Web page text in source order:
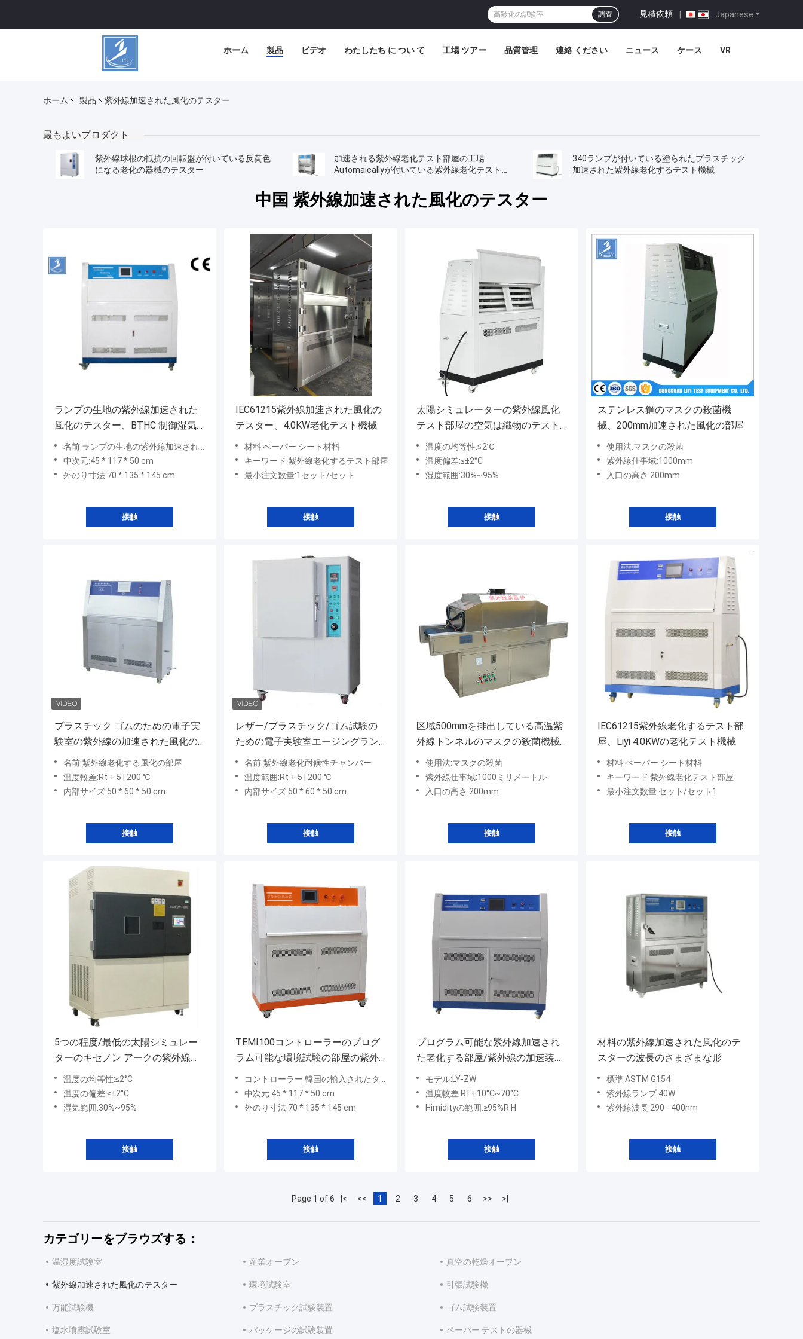
Japanese
見積依頼 |
調査
ホーム 製品 ビデオ わたしたち に つい て 工場 ツアー 品質管理 連絡 ください ニュース ケース VR
ホーム 製品 紫外線加速された風化のテスター
最もよいプロダクト
紫外線球根の抵抗の回転盤が付いている反黄色
になる老化の器械のテスター
加速される紫外線老化テスト部屋の工場
Automaicallyが付いている紫外線老化テスト機
340ランプが付いている塗られたプラスチック
加速された紫外線老化するテスト機械
中国 紫外線加速された風化のテスター
ランプの生地の紫外線加速された
風化のテスター、BTHC 制御湿気
テスト部屋
名前:ランプの生地の紫外線加速された風化のテスター、BTHC制御湿気テスト部屋
中次元:45 * 117 * 50 cm
外のり寸法:70 * 135 * 145 cm
接触
IEC61215紫外線加速された風化の
テスター、4.0KW老化テスト機械
材料:ペーパー シート材料
キーワード:紫外線老化するテスト部屋
最小注文数量:1セット/セット
接触
太陽シミュレーターの紫外線風化
テスト部屋の空気は織物のテスト
を冷却した
温度の均等性:≦2℃
温度偏差:≤±2°C
湿度範囲:30%~95%
接触
ステンレス鋼のマスクの殺菌機
械、200mm加速された風化の部屋
使用法:マスクの殺菌
紫外線仕事域:1000mm
入口の高さ:200mm
接触
プラスチック ゴムのための電子実
験室の紫外線の加速された風化の
テスター
名前:紫外線老化する風化の部屋
温度較差:Rt + 5 | 200 ℃
内部サイズ:50 * 60 * 50 cm
接触
レザー/プラスチック/ゴム試験の
ための電子実験室エージングラン
プUV試験室
名前:紫外線老化耐候性チャンバー
温度範囲:Rt + 5 | 200 ℃
内部サイズ:50 * 60 * 50 cm
接触
区域500mmを排出している高温紫
外線トンネルのマスクの殺菌機械
SU使用法:マスクの殺菌
紫外線仕事域:1000ミリメートル
入口の高さ:200mm
接触
IEC61215紫外線老化するテスト部
屋、Liyi 4.0KWの老化テスト機械
材料:ペーパー シート材料
キーワード:紫外線老化テスト部屋
最小注文数量:セット/セット1
接触
5つの程度/最低の太陽シミュレー
ターのキセノン アークの紫外線加
速された風化のテスターLiyi
温度の均等性:≤2°C
温度の偏差:≤±2°C
湿気範囲:30%~95%
接触
TEMI100コントローラーのプログ
ラム可能な環境試験の部屋の紫外
線加速された風化のテスター
コントローラー:韓国の輸入されたタッチ画面のプログラマブル コントローラ
中次元:45 * 117 * 50 cm
外のり寸法:70 * 135 * 145 cm
接触
プログラム可能な紫外線加速され
た老化する部屋/紫外線の加速装置
テスト機械
モデル:LY-ZW
温度較差:RT+10°C~70°C
Himidityの範囲:≥95%R.H
接触
材料の紫外線加速された風化のテ
スターの波長のさまざまな形
標準:ASTM G154
紫外線ランプ:40W
紫外線波長:290 - 400nm
接触
Page 1 of 6 |< << 1 2 3 4 5 6 >> >|
カテゴリーをブラウズする：
温湿度試験室 産業オーブン 真空の乾燥オーブン
紫外線加速された風化のテスター 環境試験室 引張試験機
万能試験機 プラスチック試験装置 ゴム試験装置
塩水噴霧試験室 パッケージの試験装置 ペーパー テストの器械